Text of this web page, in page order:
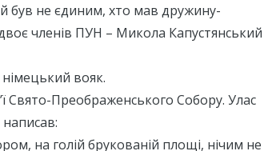
був не єдиним, хто мав дружину-
членів ПУН – Микола Капустянський
вояк.
Свято-Преображенського Собору. Улас
написав:
на голій брукованій площі, нічим не